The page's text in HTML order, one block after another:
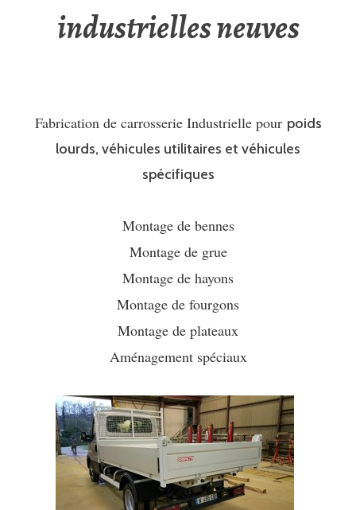
industrielles neuves
Fabrication de carrosserie Industrielle pour poids
lourds, véhicules utilitaires et véhicules
spécifiques
Montage de bennes
Montage de grue
Montage de hayons
Montage de fourgons
Montage de plateaux
Aménagement spéciaux